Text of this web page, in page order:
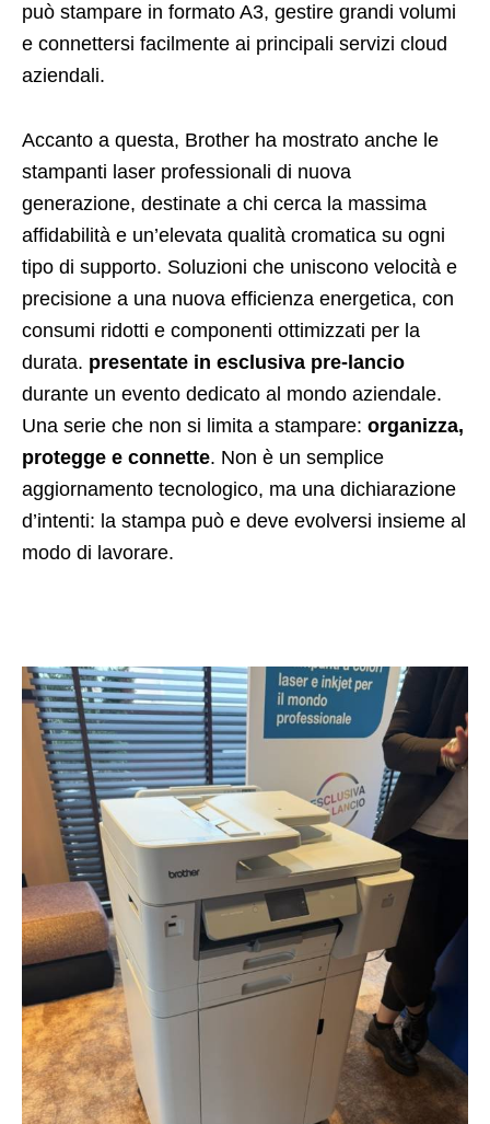
può stampare in formato A3, gestire grandi volumi
e connettersi facilmente ai principali servizi cloud
aziendali.
Accanto a questa, Brother ha mostrato anche le
stampanti laser professionali di nuova
generazione, destinate a chi cerca la massima
affidabilità e un’elevata qualità cromatica su ogni
tipo di supporto. Soluzioni che uniscono velocità e
precisione a una nuova efficienza energetica, con
consumi ridotti e componenti ottimizzati per la
durata. presentate in esclusiva pre-lancio
durante un evento dedicato al mondo aziendale.
Una serie che non si limita a stampare: organizza,
protegge e connette. Non è un semplice
aggiornamento tecnologico, ma una dichiarazione
d’intenti: la stampa può e deve evolversi insieme al
modo di lavorare.